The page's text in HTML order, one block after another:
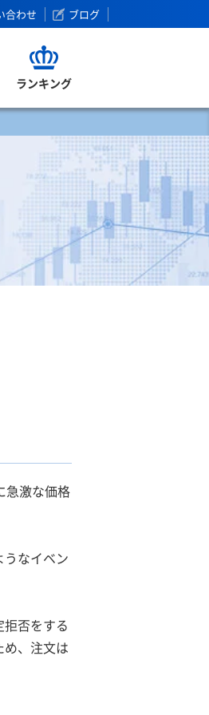
合わせ ブログ
ランキング
急激な価格
なイベン
否をする
、注文は